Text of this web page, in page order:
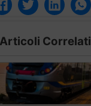
Articoli Correlati